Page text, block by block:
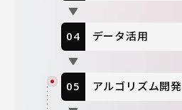
データ活用
アルゴリズム開発